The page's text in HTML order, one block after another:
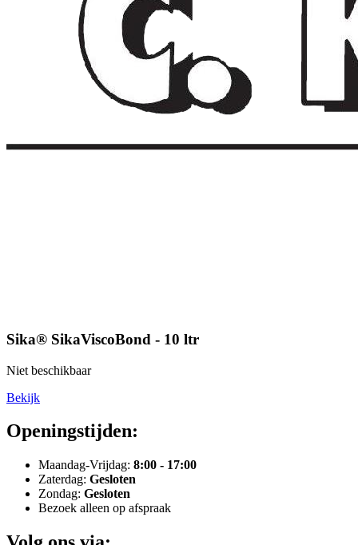
Sika® SikaViscoBond - 10 ltr
Niet beschikbaar
Bekijk
Openingstijden:
Maandag-Vrijdag: 8:00 - 17:00
Zaterdag: Gesloten
Zondag: Gesloten
Bezoek alleen op afspraak